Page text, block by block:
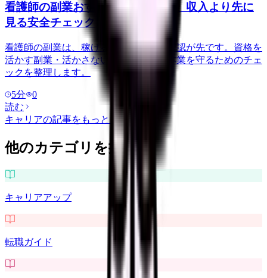
看護師の副業おすすめを探す前に。収入より先に
見る安全チェック
看護師の副業は、稼げる金額より安全確認が先です。資格を
活かす副業・活かさない副業の例と、本業を守るためのチェ
ックを整理します。
5分
0
読む
キャリアの記事をもっと見る
他のカテゴリを探す
キャリアアップ
転職ガイド